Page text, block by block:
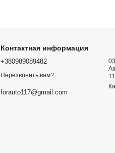
Контактная информация
+380989089482
Перезвонить вам?
forauto117@gmail.com